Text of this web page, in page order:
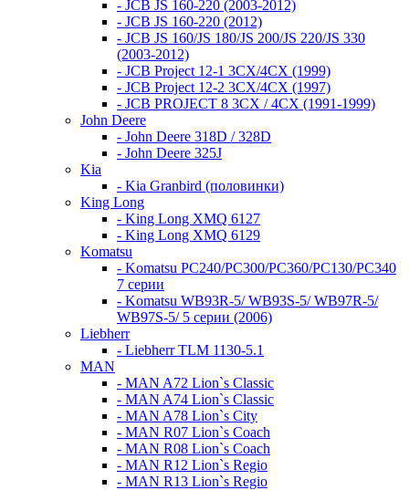
- JCB JS 160-220 (2003-2012)
- JCB JS 160-220 (2012)
- JCB JS 160/JS 180/JS 200/JS 220/JS 330
(2003-2012)
- JCB Project 12-1 3CX/4CX (1999)
- JCB Project 12-2 3CX/4CX (1997)
- JCB PROJECT 8 3CX / 4CX (1991-1999)
John Deere
- John Deere 318D / 328D
- John Deere 325J
Kia
- Kia Granbird (половинки)
King Long
- King Long XMQ 6127
- King Long XMQ 6129
Komatsu
- Komatsu PC240/PC300/PC360/PC130/PC340
7 серии
- Komatsu WB93R-5/ WB93S-5/ WB97R-5/
WB97S-5/ 5 серии (2006)
Liebherr
- Liebherr TLM 1130-5.1
MAN
- MAN A72 Lion`s Classic
- MAN A74 Lion`s Classic
- MAN A78 Lion`s City
- MAN R07 Lion`s Coach
- MAN R08 Lion`s Coach
- MAN R12 Lion`s Regio
- MAN R13 Lion`s Regio